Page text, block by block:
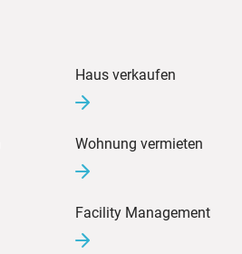
Haus verkaufen
Wohnung vermieten
Facility Management